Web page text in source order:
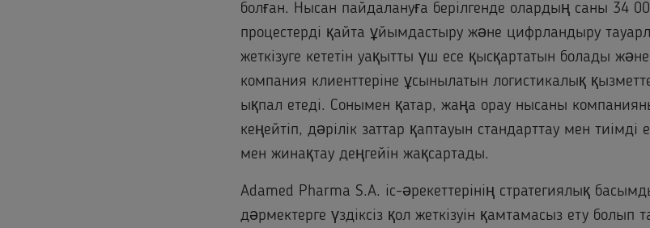
болған. Нысан пайдалануға берілгенде олардың саны 34
процестерді қайта ұйымдастыру және цифрландыру
жеткізуге кететін уақытты үш есе қысқартатын болады
компания клиенттеріне ұсынылатын логистикалық
ықпал етеді. Сонымен қатар, жаңа орау нысаны
кеңейтіп, дәрілік заттар қаптауын стандарттау мен тиімді
мен жинақтау деңгейін жақсартады.
Adamed Pharma S.A. іс-әрекеттерінің стратегиялық
дәрмектерге үздіксіз қол жеткізуін қамтамасыз ету